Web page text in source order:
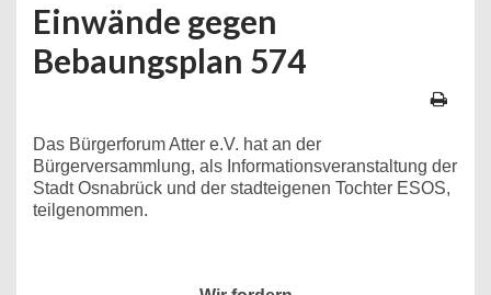
Einwände gegen
Bebaungsplan 574
Das Bürgerforum Atter e.V. hat an der
Bürgerversammlung, als Informationsveranstaltung der
Stadt Osnabrück und der stadteigenen Tochter ESOS,
teilgenommen.